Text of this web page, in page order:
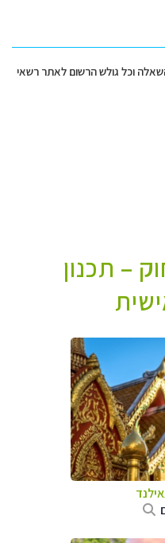
וכל גולש הרשום לאתר רשאי
– תכנון